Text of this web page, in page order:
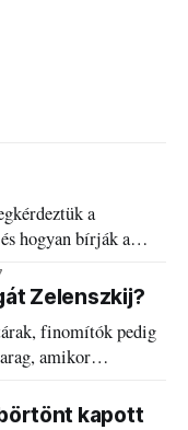
a
hogyan bírják a
Zelenszkij?
finomítók pedig
amikor
kapott